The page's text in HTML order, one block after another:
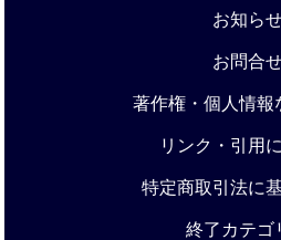
お知ら
お問合
著作権・個人情報
リンク・引用
特定商取引法に
終了カテゴ